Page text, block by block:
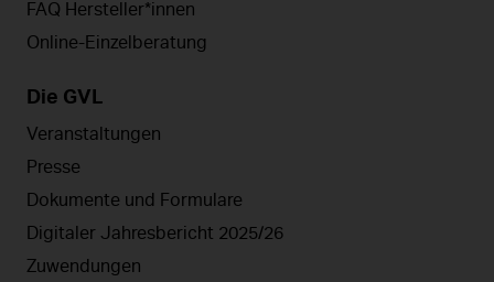
FAQ Hersteller*innen
Online-Einzelberatung
Die GVL
Veranstaltungen
Presse
Dokumente und Formulare
Digitaler Jahresbericht 2025/26
Zuwendungen